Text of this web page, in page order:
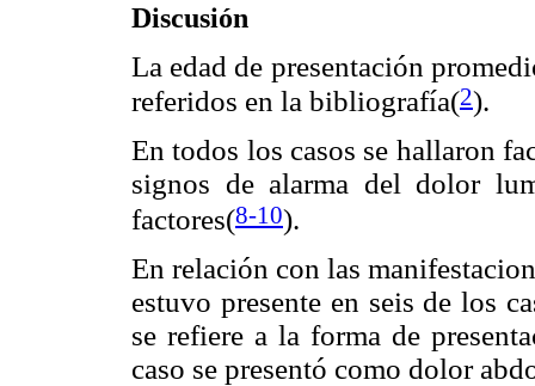
Discusión
La edad de presentación
referidos en la bibliografía(2).
En todos los casos se hallaron
signos de alarma del dolor
factores(8-10).
En relación con las
estuvo presente en seis de los
se refiere a la forma de
caso se presentó como dolor